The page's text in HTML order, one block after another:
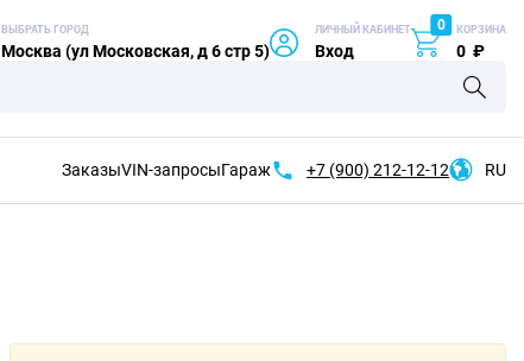
ВЫБРАТЬ ГОРОД
Москва (ул Московская, д 6 стр 5)
ЛИЧНЫЙ КАБИНЕТ
Вход
0 КОРЗИНА
0 ₽
ЗаказыVIN-запросыГараж +7 (900) 212-12-12 RU